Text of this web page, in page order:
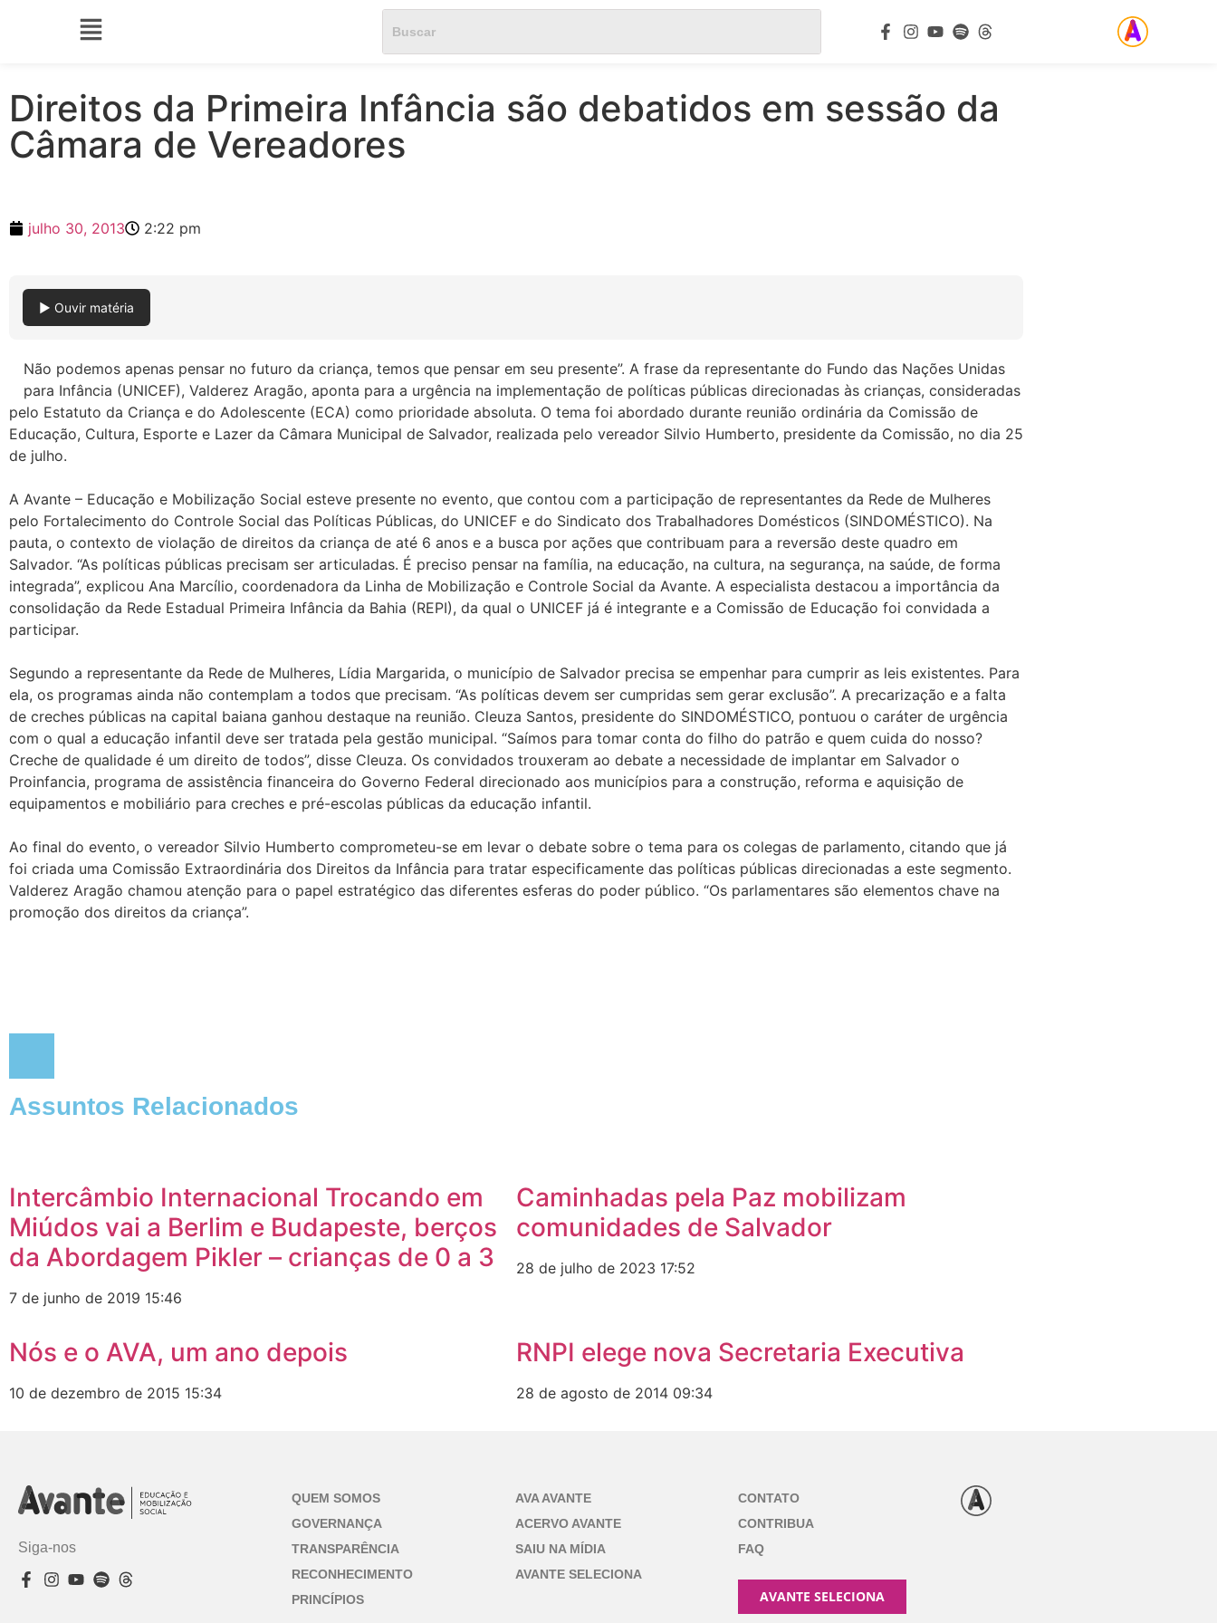
Direitos da Primeira Infância são debatidos em sessão da
Câmara de Vereadores
julho 30, 2013 2:22 pm
▶ Ouvir matéria
Não podemos apenas pensar no futuro da criança, temos que pensar em seu presente”. A frase da representante do Fundo das Nações Unidas
para Infância (UNICEF), Valderez Aragão, aponta para a urgência na implementação de políticas públicas direcionadas às crianças, consideradas
pelo Estatuto da Criança e do Adolescente (ECA) como prioridade absoluta. O tema foi abordado durante reunião ordinária da Comissão de
Educação, Cultura, Esporte e Lazer da Câmara Municipal de Salvador, realizada pelo vereador Silvio Humberto, presidente da Comissão, no dia 25
de julho.
A Avante – Educação e Mobilização Social esteve presente no evento, que contou com a participação de representantes da Rede de Mulheres
pelo Fortalecimento do Controle Social das Políticas Públicas, do UNICEF e do Sindicato dos Trabalhadores Domésticos (SINDOMÉSTICO). Na
pauta, o contexto de violação de direitos da criança de até 6 anos e a busca por ações que contribuam para a reversão deste quadro em
Salvador. “As políticas públicas precisam ser articuladas. É preciso pensar na família, na educação, na cultura, na segurança, na saúde, de forma
integrada”, explicou Ana Marcílio, coordenadora da Linha de Mobilização e Controle Social da Avante. A especialista destacou a importância da
consolidação da Rede Estadual Primeira Infância da Bahia (REPI), da qual o UNICEF já é integrante e a Comissão de Educação foi convidada a
participar.
Segundo a representante da Rede de Mulheres, Lídia Margarida, o município de Salvador precisa se empenhar para cumprir as leis existentes. Para
ela, os programas ainda não contemplam a todos que precisam. “As políticas devem ser cumpridas sem gerar exclusão”. A precarização e a falta
de creches públicas na capital baiana ganhou destaque na reunião. Cleuza Santos, presidente do SINDOMÉSTICO, pontuou o caráter de urgência
com o qual a educação infantil deve ser tratada pela gestão municipal. “Saímos para tomar conta do filho do patrão e quem cuida do nosso?
Creche de qualidade é um direito de todos”, disse Cleuza. Os convidados trouxeram ao debate a necessidade de implantar em Salvador o
Proinfancia, programa de assistência financeira do Governo Federal direcionado aos municípios para a construção, reforma e aquisição de
equipamentos e mobiliário para creches e pré-escolas públicas da educação infantil.
Ao final do evento, o vereador Silvio Humberto comprometeu-se em levar o debate sobre o tema para os colegas de parlamento, citando que já
foi criada uma Comissão Extraordinária dos Direitos da Infância para tratar especificamente das políticas públicas direcionadas a este segmento.
Valderez Aragão chamou atenção para o papel estratégico das diferentes esferas do poder público. “Os parlamentares são elementos chave na
promoção dos direitos da criança”.
Assuntos Relacionados
Intercâmbio Internacional Trocando em
Miúdos vai a Berlim e Budapeste, berços
da Abordagem Pikler – crianças de 0 a 3
7 de junho de 2019 15:46
Caminhadas pela Paz mobilizam
comunidades de Salvador
28 de julho de 2023 17:52
Nós e o AVA, um ano depois
10 de dezembro de 2015 15:34
RNPI elege nova Secretaria Executiva
28 de agosto de 2014 09:34
Siga-nos
QUEM SOMOS
GOVERNANÇA
TRANSPARÊNCIA
RECONHECIMENTO
PRINCÍPIOS
AVA AVANTE
ACERVO AVANTE
SAIU NA MÍDIA
AVANTE SELECIONA
CONTATO
CONTRIBUA
FAQ
AVANTE SELECIONA